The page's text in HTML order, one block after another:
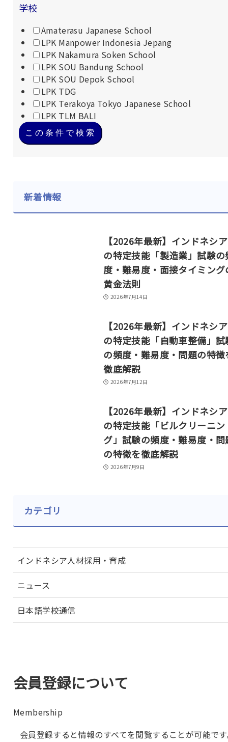
学校
Amaterasu Japanese School
LPK Manpower Indonesia Jepang
LPK Nakamura Soken School
LPK SOU Bandung School
LPK SOU Depok School
LPK TDG
LPK Terakoya Tokyo Japanese School
LPK TLM BALI
この条件で検索
新着情報
【2026年最新】インドネシ
の特定技能「製造業」試験の
度・難易度・面接タイミング
黄金法則
2026年7月14日
【2026年最新】インドネシ
の特定技能「自動車整備」試
の頻度・難易度・問題の特徴
徹底解説
2026年7月12日
【2026年最新】インドネシ
の特定技能「ビルクリーニン
グ」試験の頻度・難易度・問
の特徴を徹底解説
2026年7月9日
カテゴリ
インドネシア人材採用・育成
ニュース
日本語学校通信
会員登録について
Membership
会員登録すると情報のすべてを閲覧することが可能で